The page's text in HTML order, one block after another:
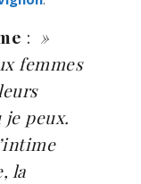
: »
femmes
je peux.
la